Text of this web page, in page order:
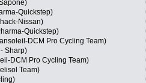
Quickstep)
Nissan)
Quickstep)
DCM Pro Cycling Team)
Sharp)
DCM Pro Cycling Team)
Team)